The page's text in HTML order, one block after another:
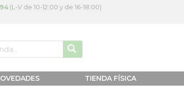
(L-V de 10-12:00 y de 16-18:00)
TIENDA FÍSICA